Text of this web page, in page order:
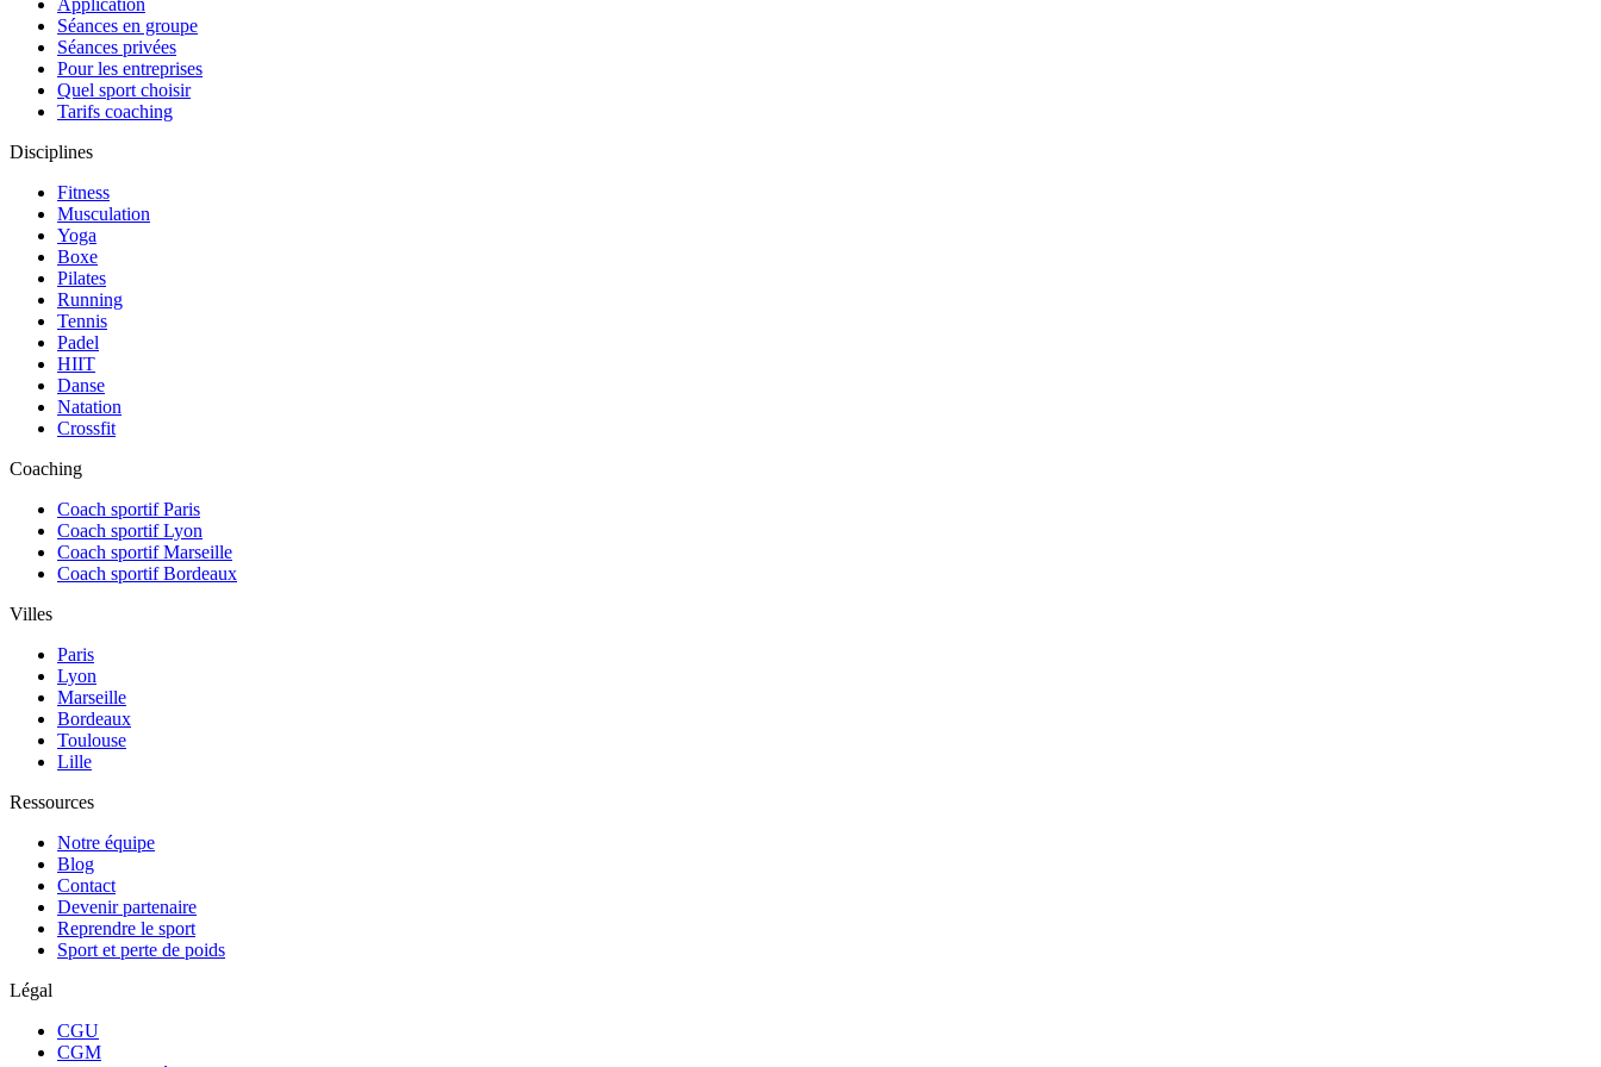
Application
Séances en groupe
Séances privées
Pour les entreprises
Quel sport choisir
Tarifs coaching
Disciplines
Fitness
Musculation
Yoga
Boxe
Pilates
Running
Tennis
Padel
HIIT
Danse
Natation
Crossfit
Coaching
Coach sportif Paris
Coach sportif Lyon
Coach sportif Marseille
Coach sportif Bordeaux
Villes
Paris
Lyon
Marseille
Bordeaux
Toulouse
Lille
Ressources
Notre équipe
Blog
Contact
Devenir partenaire
Reprendre le sport
Sport et perte de poids
Légal
CGU
CGM